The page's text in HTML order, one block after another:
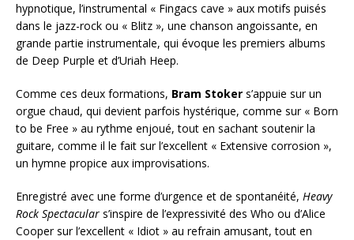
hypnotique, l’instrumental « Fingacs cave » aux motifs puisés
dans le jazz-rock ou « Blitz », une chanson angoissante, en
grande partie instrumentale, qui évoque les premiers albums
de Deep Purple et d’Uriah Heep.
Comme ces deux formations, Bram Stoker s’appuie sur un
orgue chaud, qui devient parfois hystérique, comme sur « Born
to be Free » au rythme enjoué, tout en sachant soutenir la
guitare, comme il le fait sur l’excellent « Extensive corrosion »,
un hymne propice aux improvisations.
Enregistré avec une forme d’urgence et de spontanéité, Heavy
Rock Spectacular s’inspire de l’expressivité des Who ou d’Alice
Cooper sur l’excellent « Idiot » au refrain amusant, tout en